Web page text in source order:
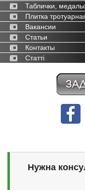
Таблички,
Плитка
Вакансии
Статьи
Контакты
Статті
Нужна